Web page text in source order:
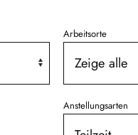
Arbeitsorte
Anstellungsarten